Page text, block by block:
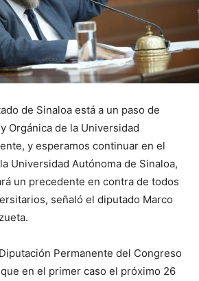
de Sinaloa está a un paso de
Orgánica de la Universidad
y esperamos continuar en el
Universidad Autónoma de Sinaloa,
un precedente en contra de todos
señaló el diputado Marco
Permanente del Congreso
en el primer caso el próximo 26